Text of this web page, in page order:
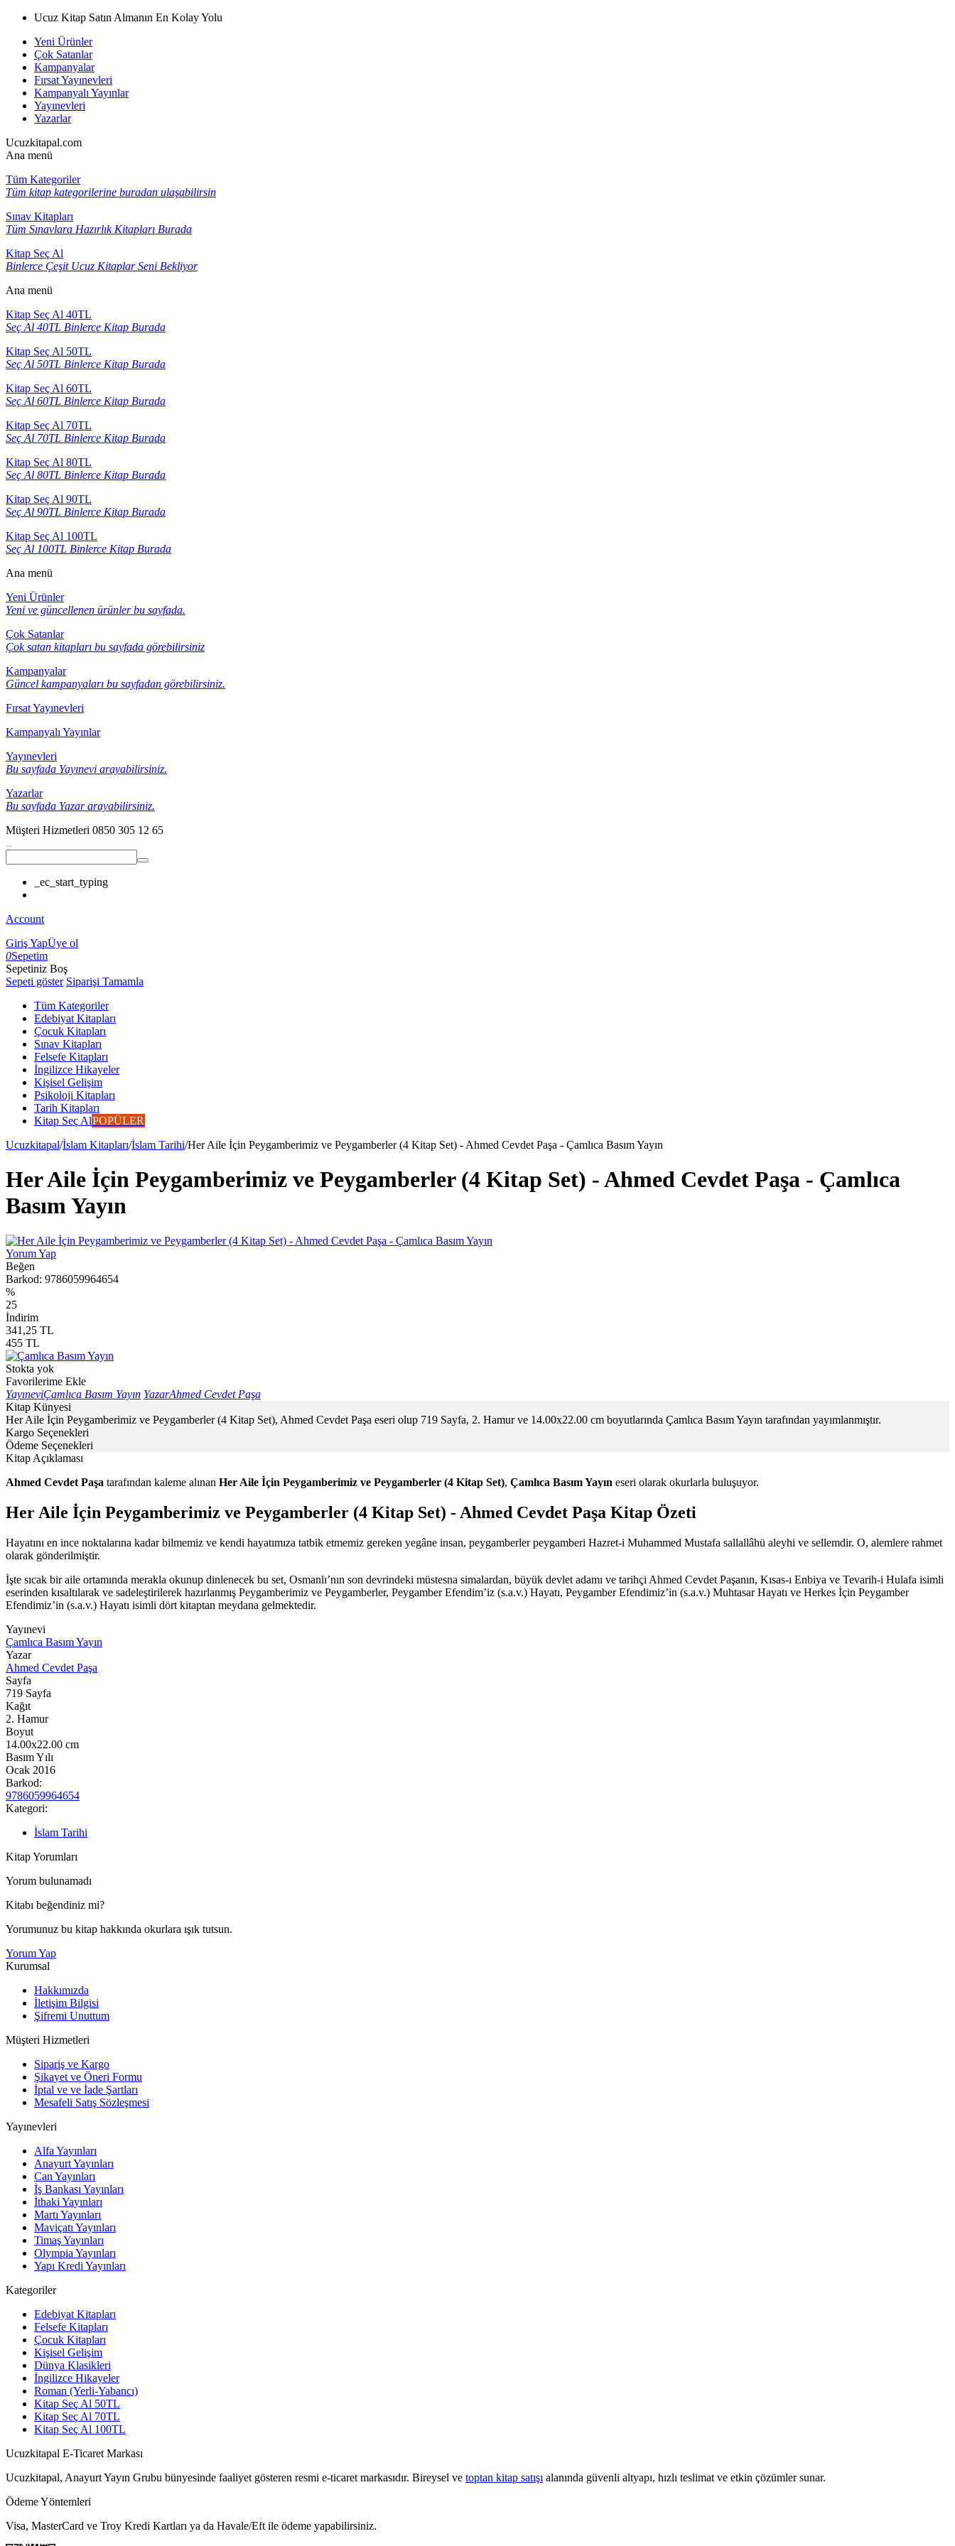
Ucuz Kitap Satın Almanın En Kolay Yolu
Yeni Ürünler
Çok Satanlar
Kampanyalar
Fırsat Yayınevleri
Kampanyalı Yayınlar
Yayınevleri
Yazarlar
Ucuzkitapal.com
Ana menü
Tüm Kategoriler
Tüm kitap kategorilerine buradan ulaşabilirsin
Sınav Kitapları
Tüm Sınavlara Hazırlık Kitapları Burada
Kitap Seç Al
Binlerce Çeşit Ucuz Kitaplar Seni Bekliyor
Ana menü
Kitap Seç Al 40TL
Seç Al 40TL Binlerce Kitap Burada
Kitap Seç Al 50TL
Seç Al 50TL Binlerce Kitap Burada
Kitap Seç Al 60TL
Seç Al 60TL Binlerce Kitap Burada
Kitap Seç Al 70TL
Seç Al 70TL Binlerce Kitap Burada
Kitap Seç Al 80TL
Seç Al 80TL Binlerce Kitap Burada
Kitap Seç Al 90TL
Seç Al 90TL Binlerce Kitap Burada
Kitap Seç Al 100TL
Seç Al 100TL Binlerce Kitap Burada
Ana menü
Yeni Ürünler
Yeni ve güncellenen ürünler bu sayfada.
Çok Satanlar
Çok satan kitapları bu sayfada görebilirsiniz
Kampanyalar
Güncel kampanyaları bu sayfadan görebilirsiniz.
Fırsat Yayınevleri
Kampanyalı Yayınlar
Yayınevleri
Bu sayfada Yayınevi arayabilirsiniz.
Yazarlar
Bu sayfada Yazar arayabilirsiniz.
Müşteri Hizmetleri 0850 305 12 65
_ec_start_typing
Account
Giriş YapÜye ol
0Sepetim
Sepetiniz Boş
Sepeti göster Siparişi Tamamla
Tüm Kategoriler
Edebiyat Kitapları
Çocuk Kitapları
Sınav Kitapları
Felsefe Kitapları
İngilizce Hikayeler
Kişisel Gelişim
Psikoloji Kitapları
Tarih Kitapları
Kitap Seç AlPOPÜLER
Ucuzkitapal/İslam Kitapları/İslam Tarihi/Her Aile İçin Peygamberimiz ve Peygamberler (4 Kitap Set) - Ahmed Cevdet Paşa - Çamlıca Basım Yayın
Her Aile İçin Peygamberimiz ve Peygamberler (4 Kitap Set) - Ahmed Cevdet Paşa - Çamlıca
Basım Yayın
Yorum Yap
Beğen
Barkod: 9786059964654
%
25
İndirim
341,25 TL
455 TL
Stokta yok
Favorilerime Ekle
YayıneviÇamlıca Basım Yayın YazarAhmed Cevdet Paşa
Kitap Künyesi
Her Aile İçin Peygamberimiz ve Peygamberler (4 Kitap Set), Ahmed Cevdet Paşa eseri olup 719 Sayfa, 2. Hamur ve 14.00x22.00 cm boyutlarında Çamlıca Basım Yayın tarafından yayımlanmıştır.
Kargo Seçenekleri
Ödeme Seçenekleri
Kitap Açıklaması
Ahmed Cevdet Paşa tarafından kaleme alınan Her Aile İçin Peygamberimiz ve Peygamberler (4 Kitap Set), Çamlıca Basım Yayın eseri olarak okurlarla buluşuyor.
Her Aile İçin Peygamberimiz ve Peygamberler (4 Kitap Set) - Ahmed Cevdet Paşa Kitap Özeti
Hayatını en ince noktalarına kadar bilmemiz ve kendi hayatımıza tatbik etmemiz gereken yegâne insan, peygamberler peygamberi Hazret-i Muhammed Mustafa sallallâhü aleyhi ve sellemdir. O, alemlere rahmet
olarak gönderilmiştir.
İşte sıcak bir aile ortamında merakla okunup dinlenecek bu set, Osmanlı’nın son devrindeki müstesna simalardan, büyük devlet adamı ve tarihçi Ahmed Cevdet Paşanın, Kısas-ı Enbiya ve Tevarih-i Hulafa isimli
eserinden kısaltılarak ve sadeleştirilerek hazırlanmış Peygamberimiz ve Peygamberler, Peygamber Efendim’iz (s.a.v.) Hayatı, Peygamber Efendimiz’in (s.a.v.) Muhtasar Hayatı ve Herkes İçin Peygamber
Efendimiz’in (s.a.v.) Hayatı isimli dört kitaptan meydana gelmektedir.
Yayınevi
Çamlıca Basım Yayın
Yazar
Ahmed Cevdet Paşa
Sayfa
719 Sayfa
Kağıt
2. Hamur
Boyut
14.00x22.00 cm
Basım Yılı
Ocak 2016
Barkod:
9786059964654
Kategori:
İslam Tarihi
Kitap Yorumları
Yorum bulunamadı
Kitabı beğendiniz mi?
Yorumunuz bu kitap hakkında okurlara ışık tutsun.
Yorum Yap
Kurumsal
Hakkımızda
İletişim Bilgisi
Şifremi Unuttum
Müşteri Hizmetleri
Sipariş ve Kargo
Şikayet ve Öneri Formu
İptal ve ve İade Şartları
Mesafeli Satış Sözleşmesi
Yayınevleri
Alfa Yayınları
Anayurt Yayınları
Can Yayınları
İş Bankası Yayınları
İthaki Yayınları
Martı Yayınları
Maviçatı Yayınları
Timaş Yayınları
Olympia Yayınları
Yapı Kredi Yayınları
Kategoriler
Edebiyat Kitapları
Felsefe Kitapları
Çocuk Kitapları
Kişisel Gelişim
Dünya Klasikleri
İngilizce Hikayeler
Roman (Yerli-Yabancı)
Kitap Seç Al 50TL
Kitap Seç Al 70TL
Kitap Seç Al 100TL
Ucuzkitapal E-Ticaret Markası
Ucuzkitapal, Anayurt Yayın Grubu bünyesinde faaliyet gösteren resmi e-ticaret markasıdır. Bireysel ve toptan kitap satışı alanında güvenli altyapı, hızlı teslimat ve etkin çözümler sunar.
Ödeme Yöntemleri
Visa, MasterCard ve Troy Kredi Kartları ya da Havale/Eft ile ödeme yapabilirsiniz.